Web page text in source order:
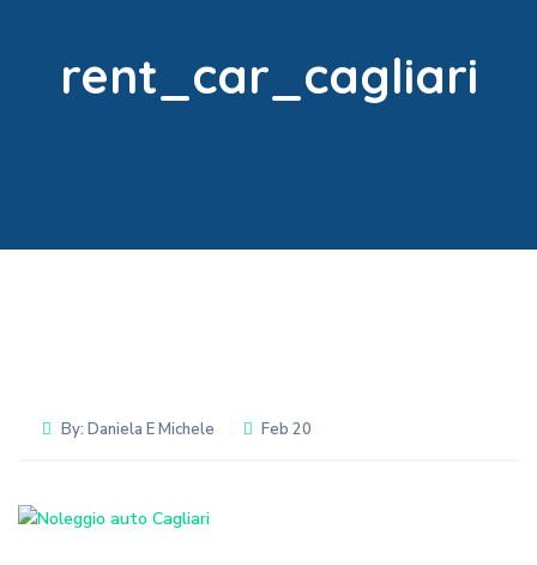
rent_car_cagliari
By: Daniela E Michele Feb 20